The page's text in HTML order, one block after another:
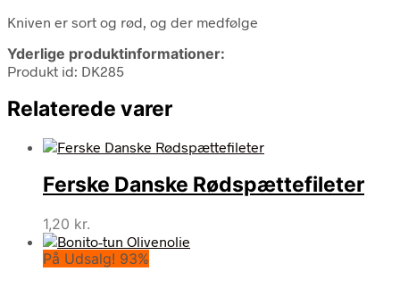
Kniven er sort og rød, og der medfølge
Yderlige produktinformationer:
Produkt id: DK285
Relaterede varer
Ferske Danske Rødspættefileter
1,20 kr.
På Udsalg! 93%